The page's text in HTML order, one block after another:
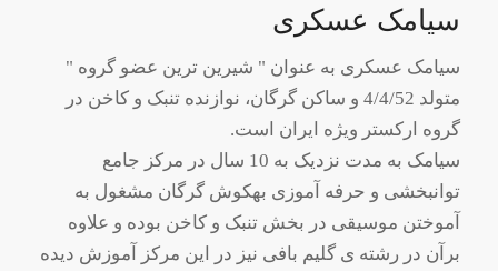
سیامک عسکری
سیامک عسکری به عنوان " شیرین ترین عضو گروه "
متولد 4/4/52 و ساکن گرگان، نوازنده تنبک و کاخن در
گروه ارکستر ویژه ایران است.
سیامک به مدت نزدیک به 10 سال در مرکز جامع
توانبخشی و حرفه آموزی بهکوش گرگان مشغول به
آموختن موسیقی در بخش تنبک و کاخن بوده و علاوه
برآن در رشته ی گلیم بافی نیز در این مرکز آموزش دیده